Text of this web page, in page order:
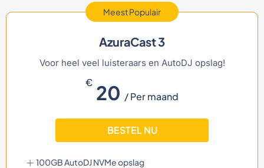
Meest Populair
AzuraCast 3
Voor heel veel luisteraars en AutoDJ opslag!
€ 20 / Per maand
BESTEL NU
100GB AutoDJ NVMe opslag